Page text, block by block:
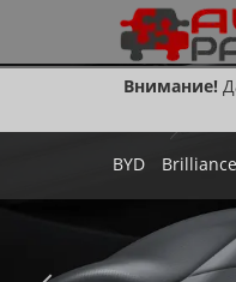
Внимание!
BYD Brilliance